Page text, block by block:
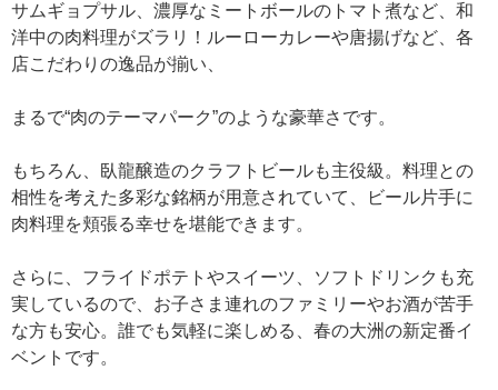
サムギョプサル、濃厚なミートボールのトマト煮など、和
洋中の肉料理がズラリ！ルーローカレーや唐揚げなど、各
店こだわりの逸品が揃い、
まるで“肉のテーマパーク”のような豪華さです。
もちろん、臥龍醸造のクラフトビールも主役級。料理との
相性を考えた多彩な銘柄が用意されていて、ビール片手に
肉料理を頬張る幸せを堪能できます。
さらに、フライドポテトやスイーツ、ソフトドリンクも充
実しているので、お子さま連れのファミリーやお酒が苦手
な方も安心。誰でも気軽に楽しめる、春の大洲の新定番イ
ベントです。